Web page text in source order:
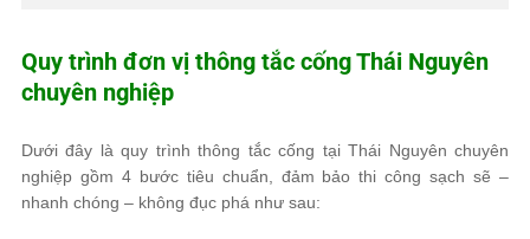
Quy trình đơn vị thông tắc cống Thái Nguyên
chuyên nghiệp
Dưới đây là quy trình thông tắc cống tại Thái Nguyên chuyên
nghiệp gồm 4 bước tiêu chuẩn, đảm bảo thi công sạch sẽ –
nhanh chóng – không đục phá như sau: